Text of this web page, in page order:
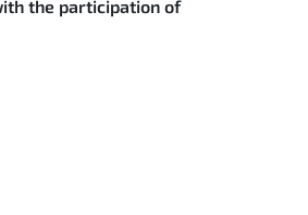
the participation of